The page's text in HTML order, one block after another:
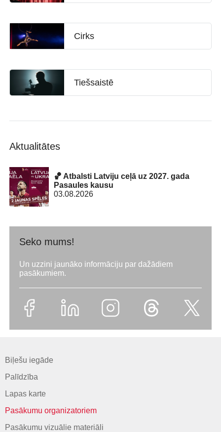
Cirks
Tiešsaistē
Aktualitātes
🏀 Atbalsti Latviju ceļā uz 2027. gada
Pasaules kausu
03.08.2026
Seko mums!
Un uzzini jaunāko informāciju par dažādiem
pasākumiem.
Biļešu iegāde
Palīdzība
Lapas karte
Pasākumu organizatoriem
Pasākumu vizuālie materiāli